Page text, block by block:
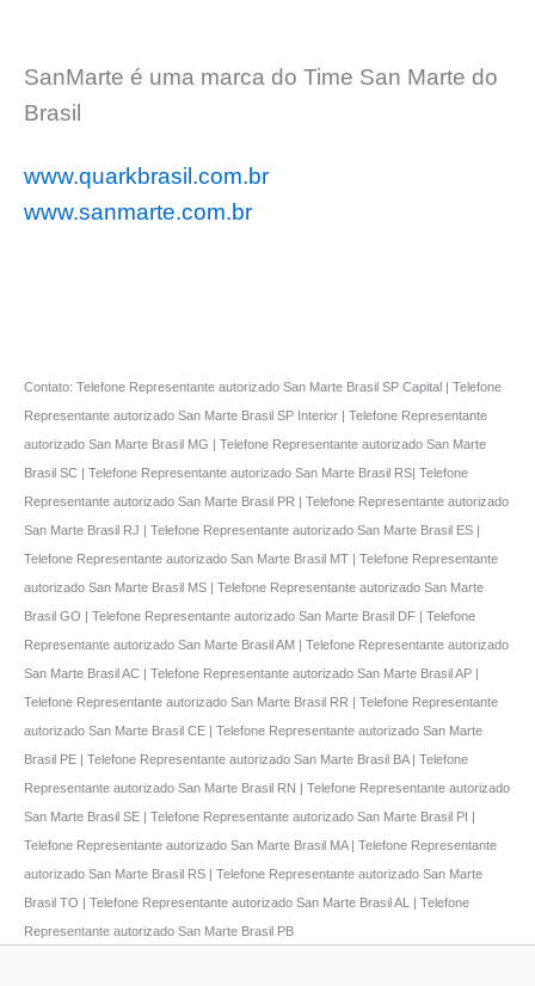
SanMarte é uma marca do Time San Marte do
Brasil
www.quarkbrasil.com.br
www.sanmarte.com.br
Contato: Telefone Representante autorizado San Marte Brasil SP Capital | Telefone
Representante autorizado San Marte Brasil SP Interior | Telefone Representante
autorizado San Marte Brasil MG | Telefone Representante autorizado San Marte
Brasil SC | Telefone Representante autorizado San Marte Brasil RS| Telefone
Representante autorizado San Marte Brasil PR | Telefone Representante autorizado
San Marte Brasil RJ | Telefone Representante autorizado San Marte Brasil ES |
Telefone Representante autorizado San Marte Brasil MT | Telefone Representante
autorizado San Marte Brasil MS | Telefone Representante autorizado San Marte
Brasil GO | Telefone Representante autorizado San Marte Brasil DF | Telefone
Representante autorizado San Marte Brasil AM | Telefone Representante autorizado
San Marte Brasil AC | Telefone Representante autorizado San Marte Brasil AP |
Telefone Representante autorizado San Marte Brasil RR | Telefone Representante
autorizado San Marte Brasil CE | Telefone Representante autorizado San Marte
Brasil PE | Telefone Representante autorizado San Marte Brasil BA | Telefone
Representante autorizado San Marte Brasil RN | Telefone Representante autorizado
San Marte Brasil SE | Telefone Representante autorizado San Marte Brasil PI |
Telefone Representante autorizado San Marte Brasil MA | Telefone Representante
autorizado San Marte Brasil RS | Telefone Representante autorizado San Marte
Brasil TO | Telefone Representante autorizado San Marte Brasil AL | Telefone
Representante autorizado San Marte Brasil PB